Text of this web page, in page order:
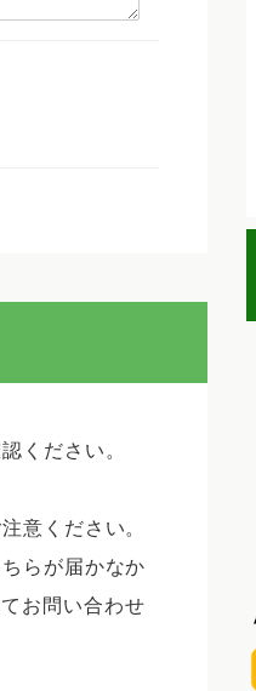
ください。
意ください。
らが届かなか
お問い合わせ